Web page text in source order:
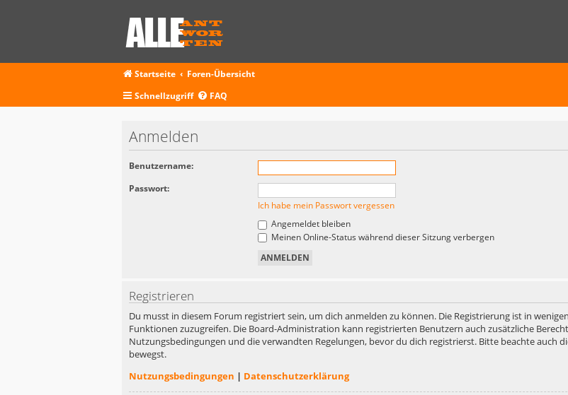
Startseite
Foren-Übersicht
Schnellzugriff
FAQ
Anmelden
Benutzername:
Passwort:
Ich habe mein Passwort vergessen
Angemeldet bleiben
Meinen Online-Status während dieser Sitzung verbergen
Registrieren
Du musst in diesem Forum registriert sein, um dich anmelden zu können. Die Registrierung ist in
Funktionen zuzugreifen. Die Board-Administration kann registrierten Benutzern auch zusätzliche
Nutzungsbedingungen und die verwandten Regelungen, bevor du dich registrierst. Bitte beachte auch
bewegst.
Nutzungsbedingungen | Datenschutzerklärung